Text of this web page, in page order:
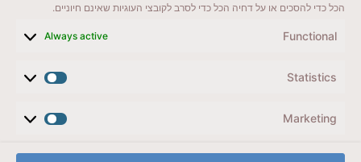
הכל כדי להסכים או על דחיה הכל כדי לסרב לקובצי העוגיות שאינם חיוניים.
Functional
Always active
Statistics
Marketing
לשליחת הודעת וואטסאפ
veyatsati.laolam@gmail.com